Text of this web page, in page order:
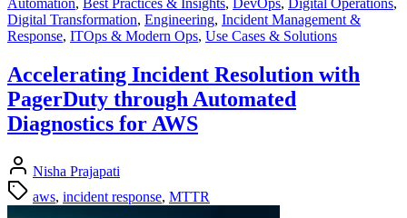
Automation, Best Practices & Insights, DevOps, Digital Operations,
Digital Transformation, Engineering, Incident Management &
Response, ITOps & Modern Ops, Use Cases & Solutions
Accelerating Incident Resolution with
PagerDuty through Automated
Diagnostics for AWS
Nisha Prajapati
aws, incident response, MTTR